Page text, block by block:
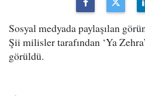
Sosyal medyada paylaşılan
Şii milisler tarafından ‘Ya
görüldü.